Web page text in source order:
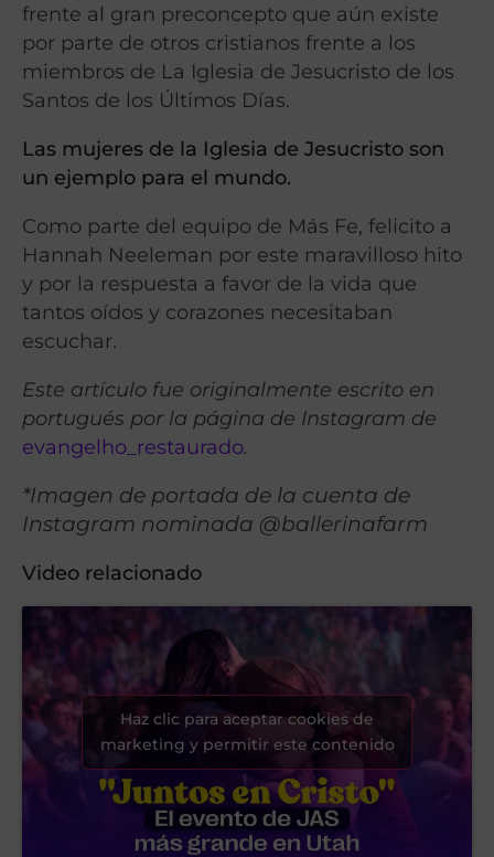
frente al gran preconcepto que aún existe
por parte de otros cristianos frente a los
miembros de La Iglesia de Jesucristo de los
Santos de los Últimos Días.
Las mujeres de la Iglesia de Jesucristo son
un ejemplo para el mundo.
Como parte del equipo de Más Fe, felicito a
Hannah Neeleman por este maravilloso hito
y por la respuesta a favor de la vida que
tantos oídos y corazones necesitaban
escuchar.
Este artículo fue originalmente escrito en
portugués por la página de Instagram de
evangelho_restaurado.
*Imagen de portada de la cuenta de
Instagram nominada @ballerinafarm
Video relacionado
Haz clic para aceptar cookies de
marketing y permitir este contenido